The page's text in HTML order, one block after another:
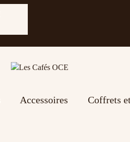
Accessoires Coffrets